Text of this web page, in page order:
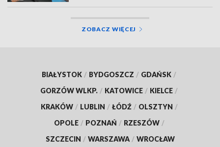
ZOBACZ WIĘCEJ
BIAŁYSTOK / BYDGOSZCZ / GDAŃSK /
GORZÓW WLKP. / KATOWICE / KIELCE /
KRAKÓW / LUBLIN / ŁÓDŹ / OLSZTYN /
OPOLE / POZNAŃ / RZESZÓW /
SZCZECIN / WARSZAWA / WROCŁAW